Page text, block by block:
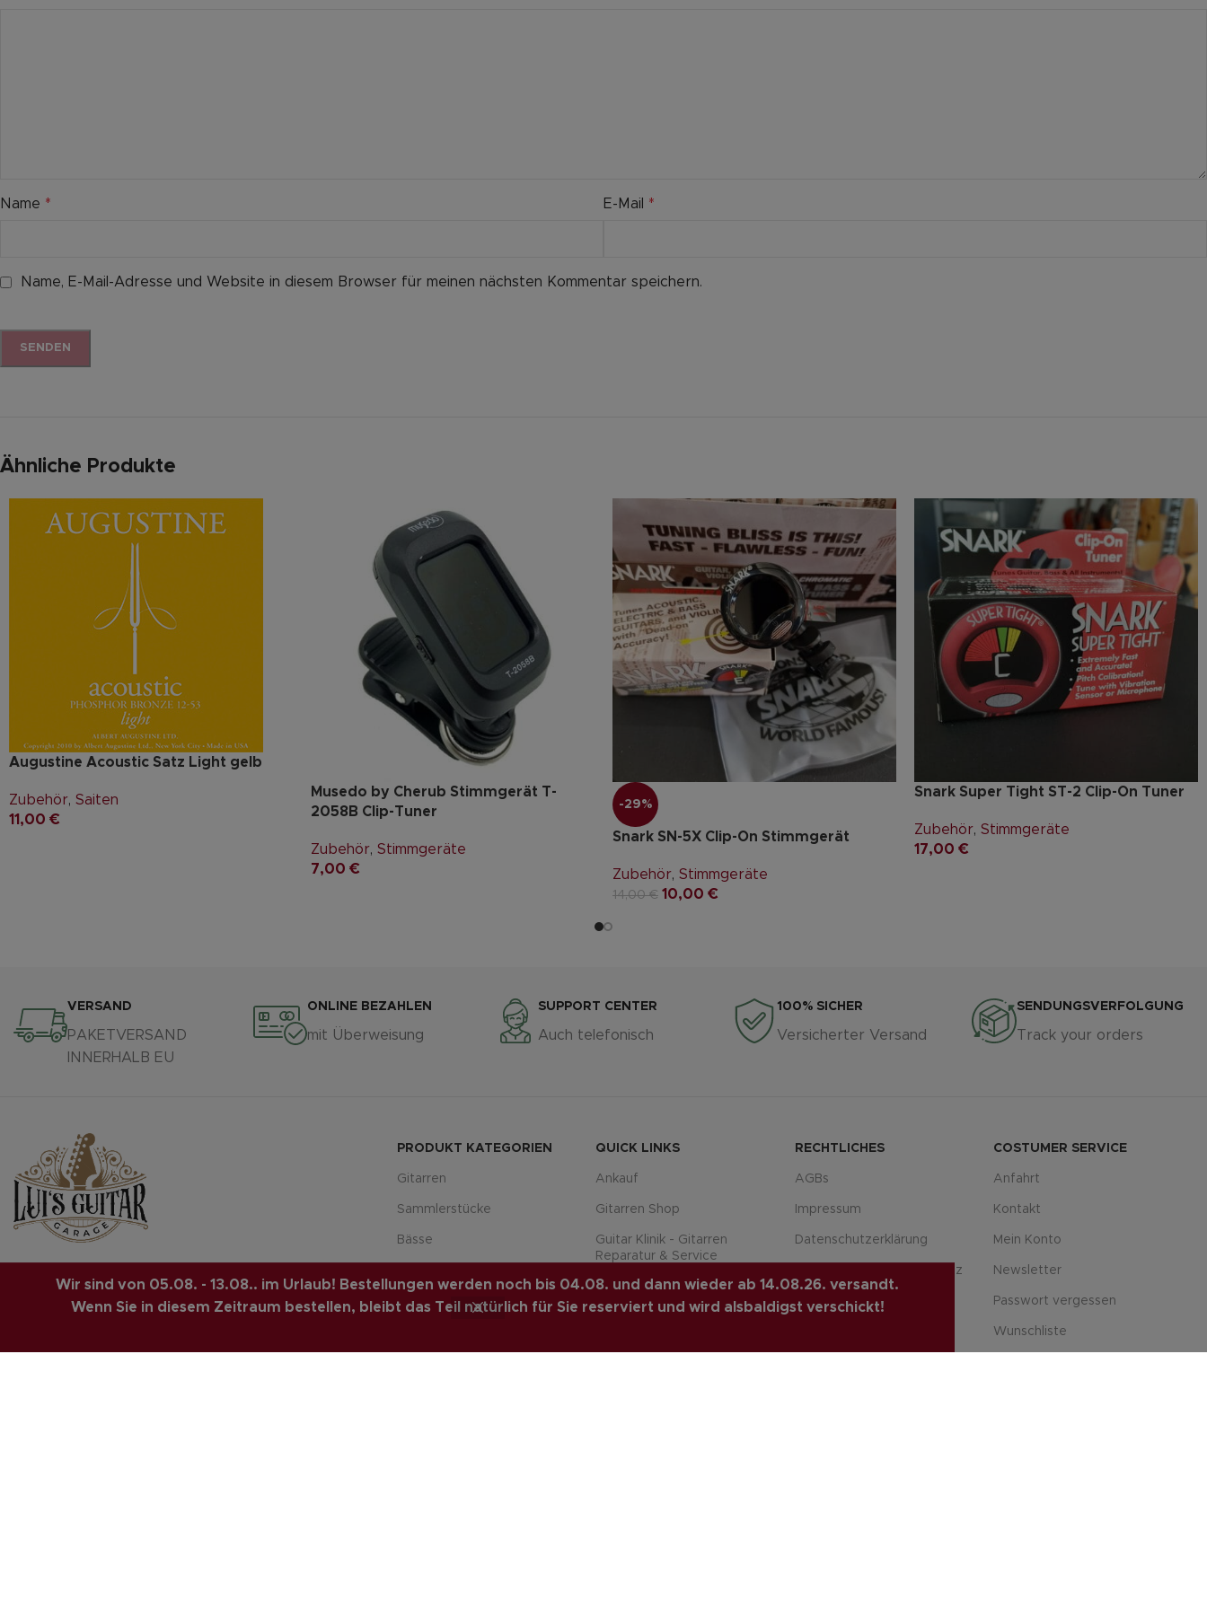
Wir sind von 05.08. - 13.08.. im Urlaub! Bestellungen werden noch bis 04.08. und dann wieder ab 14.08.26. versandt.
Wenn Sie in diesem Zeitraum bestellen, bleibt das Teil natürlich für Sie reserviert und wird alsbaldigst verschickt!
Name * E-Mail *
Name, E-Mail-Adresse und Website in diesem Browser für meinen nächsten Kommentar speichern.
Ähnliche Produkte
Augustine Acoustic Satz Light gelb
Zubehör, Saiten
11,00 €
Musedo by Cherub Stimmgerät T-
2058B Clip-Tuner
Zubehör, Stimmgeräte
7,00 €
-29%
Snark SN-5X Clip-On Stimmgerät
Zubehör, Stimmgeräte
14,00€ 10,00 €
Snark Super Tight ST-2 Clip-On Tuner
Zubehör, Stimmgeräte
17,00 €
VERSAND
PAKETVERSAND
INNERHALB EU
ONLINE BEZAHLEN
mit Überweisung
SUPPORT CENTER
Auch telefonisch
100% SICHER
Versicherter Versand
SENDUNGSVERFOLGUNG
Track your orders
96465 Neustadt
Phone: +49 1708263005
PRODUKT KATEGORIEN
Gitarren
Sammlerstücke
Bässe
Für Professionals
QUICK LINKS
Ankauf
Gitarren Shop
Guitar Klinik - Gitarren
Reparatur & Service
Home
RECHTLICHES
AGBs
Impressum
Datenschutzerklärung
Privatsphäre & Datenschutz
Widerrufsrecht
COSTUMER SERVICE
Anfahrt
Kontakt
Mein Konto
Newsletter
Passwort vergessen
Wunschliste